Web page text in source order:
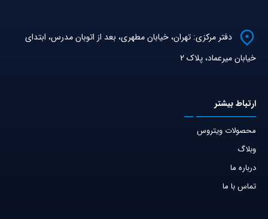
دفتر مرکزی: تهران، خیابان مطهری، بعد از اتوبان مدرس، ابتدای
خیابان میرعماد، پلاک 2
ارتباط‌ بیشتر
محصولات ویتروس
وبلاگ
درباره ما
تماس با ما